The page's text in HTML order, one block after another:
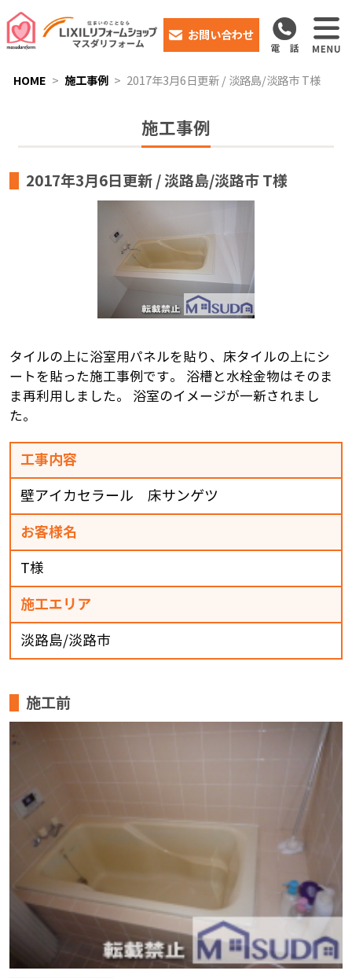
お問い合わせ
HOME 施工事例 2017年3月6日更新 / 淡路島/淡路市 T様
施工事例
2017年3月6日更新 / 淡路島/淡路市 T様
タイルの上に浴室用パネルを貼り、床タイルの上にシ
ートを貼った施工事例です。 浴槽と水栓金物はそのま
ま再利用しました。 浴室のイメージが一新されまし
た。
工事内容
壁アイカセラール 床サンゲツ
お客様名
T様
施工エリア
淡路島/淡路市
施工前